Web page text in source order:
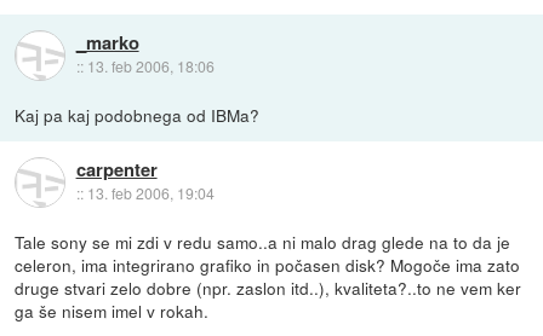
_marko
:: 13. feb 2006, 18:06
Kaj pa kaj podobnega od IBMa?
carpenter
:: 13. feb 2006, 19:04
Tale sony se mi zdi v redu samo..a ni malo drag glede na to da je
celeron, ima integrirano grafiko in počasen disk? Mogoče ima zato
druge stvari zelo dobre (npr. zaslon itd..), kvaliteta?..to ne vem ker
ga še nisem imel v rokah.